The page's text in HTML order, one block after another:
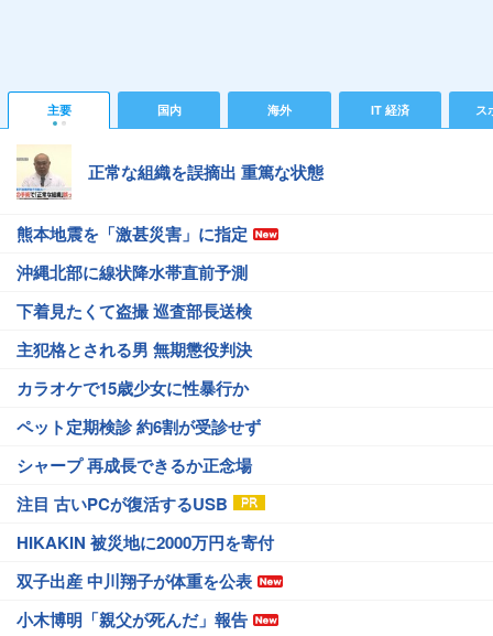
主要 国内 海外 IT 経済 ス
正常な組織を誤摘出 重篤な状態
熊本地震を「激甚災害」に指定
沖縄北部に線状降水帯直前予測
下着見たくて盗撮 巡査部長送検
主犯格とされる男 無期懲役判決
カラオケで15歳少女に性暴行か
ペット定期検診 約6割が受診せず
シャープ 再成長できるか正念場
注目 古いPCが復活するUSB
HIKAKIN 被災地に2000万円を寄付
双子出産 中川翔子が体重を公表
小木博明「親父が死んだ」報告